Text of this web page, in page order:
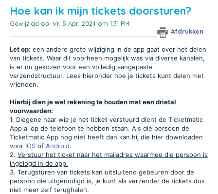
Hoe kan ik mijn tickets doorsturen?
Afdrukken
Gewijzigd op: Vr, 5 Apr, 2024 om 1:31 PM
Let op: een andere grote wijziging in de app gaat over het delen
van tickets. Waar dit voorheen mogelijk was via diverse kanalen,
is er nu gekozen voor een volledig aangepaste
verzendstructuur. Lees hieronder hoe je tickets kunt delen met
vrienden.
Hierbij dien je wel rekening te houden met een drietal
voorwaarden:
1. Diegene naar wie je het ticket verstuurd dient de Ticketmatic
App al op de telefoon te hebben staan. Als die persoon de
Ticketmatic App nog niet heeft dan kan hij die hier downloaden
voor IOS of Android.
2. Verstuur het ticket naar het mailadres waarmee die persoon is
ingelogd in de app.
3. Terugsturen van tickets kan uitsluitend gebeuren door de
persoon die uitgenodigd is, je kunt als verzender de tickets dus
niet meer zelf terughalen.